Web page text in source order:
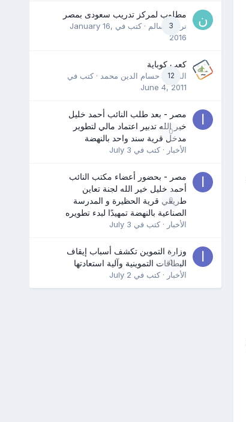
3
مطلوب لمركز تدريب سعودى بمصر
نرمين سالم · كتب في January 16,
2016
12
كعب كوباية
المدرب حسام الدين محمد · كتب في
June 4, 2011
0
مصر - بعد طلب النائب أحمد خليل
خير الله تدبير اعتماد مالي لتطوير
مدخل قرية سند واحد بالنهضة
الأخبار · كتب في July 3
0
مصر - بحضور أعضاء مكتب النائب
أحمد خليل خير الله لجنة تعاين
طريقي قرية الحظيرة و المدرسة
الصناعية بالنهضة تمهيدًا لبدء تطويره
الأخبار · كتب في July 3
0
وزارة التموين تكشف أسباب إيقاف
البطاقات التموينية وآلية استعادتها
الأخبار · كتب في July 2